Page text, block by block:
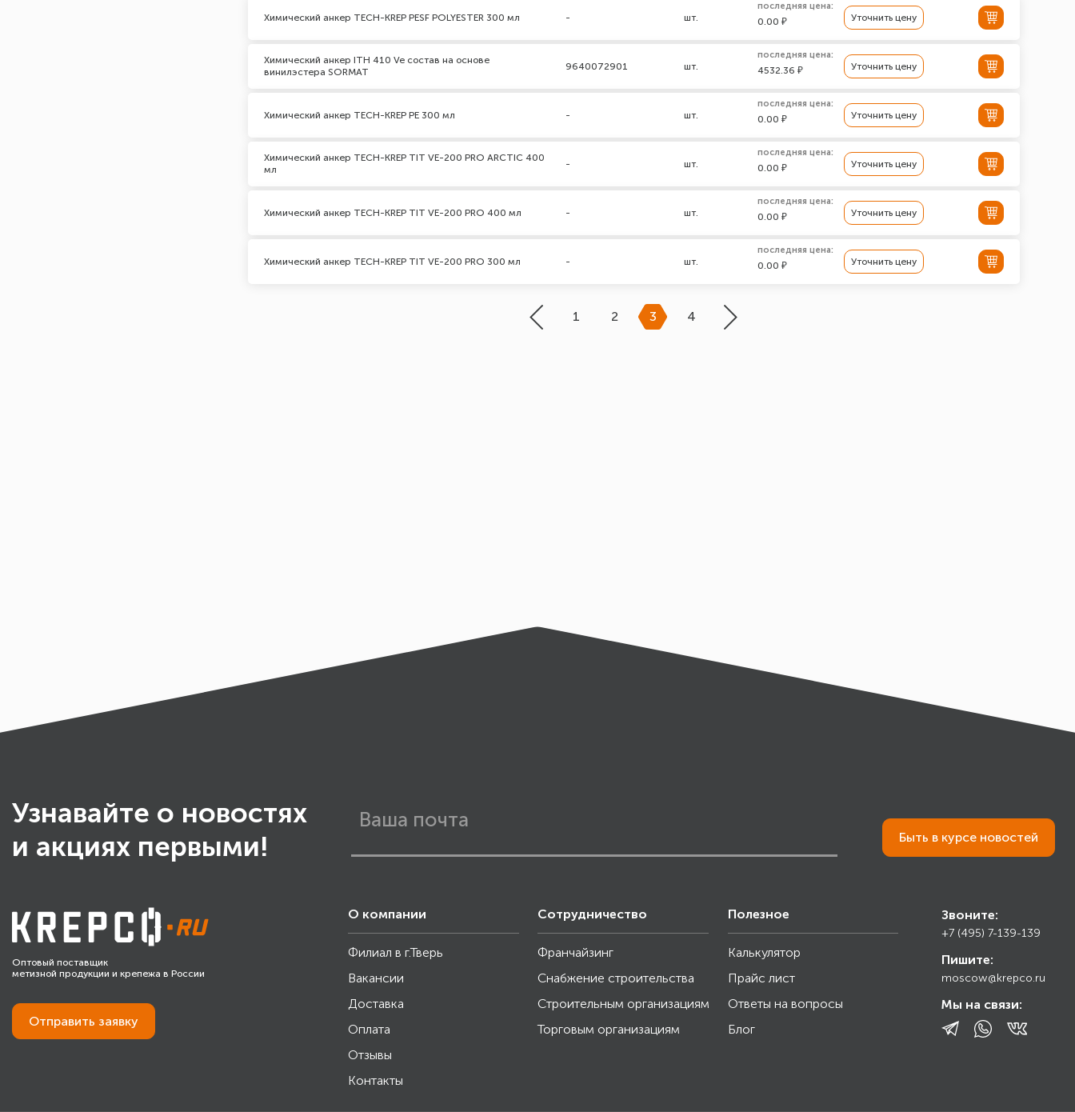
Химический анкер TECH-KREP PESF POLYESTER 300 мл - шт.
последняя цена:
0.00 ₽ Уточнить цену
Химический анкер ITH 410 Ve состав на основе
винилэстера SORMAT
9640072901 шт.
последняя цена:
4532.36 ₽ Уточнить цену
Химический анкер TECH-KREP PE 300 мл - шт.
последняя цена:
0.00 ₽ Уточнить цену
Химический анкер TECH-KREP TIT VE-200 PRO ARCTIC 400
мл
- шт.
последняя цена:
0.00 ₽ Уточнить цену
Химический анкер TECH-KREP TIT VE-200 PRO 400 мл - шт.
последняя цена:
0.00 ₽ Уточнить цену
Химический анкер TECH-KREP TIT VE-200 PRO 300 мл - шт.
последняя цена:
0.00 ₽ Уточнить цену
1 2 3 4
Узнавайте о новостях
и акциях первыми!
Быть в курсе новостей
Оптовый поставщик
метизной продукции и крепежа в России
Отправить заявку
О компании
Филиал в г.Тверь
Вакансии
Доставка
Оплата
Отзывы
Контакты
Сотрудничество
Франчайзинг
Снабжение строительства
Строительным организациям
Торговым организациям
Полезное
Калькулятор
Прайс лист
Ответы на вопросы
Блог
Звоните:
+7 (495) 7-139-139
Пишите:
moscow@krepco.ru
Мы на связи: